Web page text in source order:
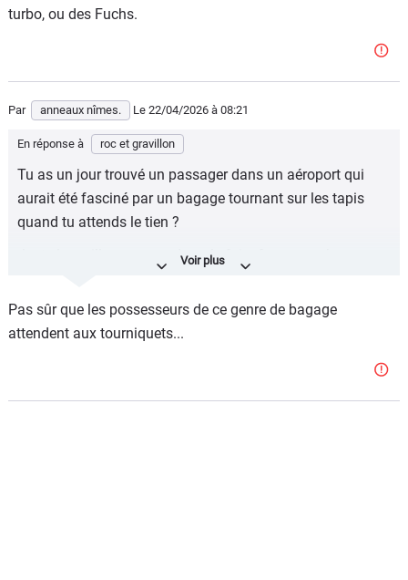
turbo, ou des Fuchs.
Par anneaux nîmes. Le 22/04/2026 à 08:21
En réponse à roc et gravillon
Tu as un jour trouvé un passager dans un aéroport qui
aurait été fasciné par un bagage tournant sur les tapis
quand tu attends le tien ?
Juste le meilleur moyen de se le faire forcer ou chourer
Pas sûr que les possesseurs de ce genre de bagage
attendent aux tourniquets...